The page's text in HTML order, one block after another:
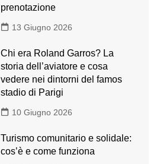
prenotazione
13 Giugno 2026
Chi era Roland Garros? La
storia dell’aviatore e cosa
vedere nei dintorni del famos
stadio di Parigi
10 Giugno 2026
Turismo comunitario e solidale:
cos’è e come funziona